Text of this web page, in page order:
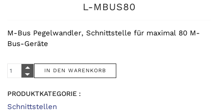
L-MBUS80
M-Bus Pegelwandler, Schnittstelle für maximal 80 M-
Bus-Geräte
PRODUKTKATEGORIE :
Schnittstellen